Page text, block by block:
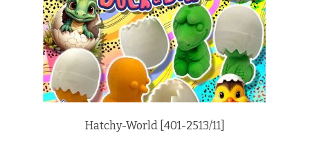
Hatchy-World [401-2513/11]